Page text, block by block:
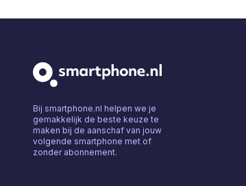
Bij smartphone.nl helpen we je
gemakkelijk de beste keuze te
maken bij de aanschaf van jouw
volgende smartphone met of
zonder abonnement.